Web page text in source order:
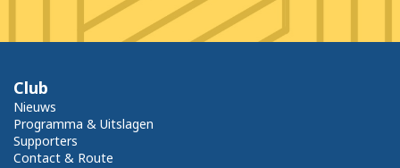
Club
Nieuws
Programma & Uitslagen
Supporters
Contact & Route